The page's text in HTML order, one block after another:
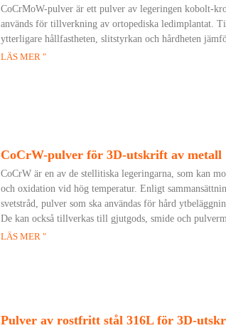
CoCrMoW-pulver är ett pulver av legeringen kobolt-
används för tillverkning av ortopediska ledimplantat.
ytterligare hållfastheten, slitstyrkan och hårdheten
LÄS MER "
CoCrW-pulver för 3D-utskrift av metall
CoCrW är en av de stellitiska legeringarna, som kan
och oxidation vid hög temperatur. Enligt
svetstråd, pulver som ska användas för hård
De kan också tillverkas till gjutgods, smide och
LÄS MER "
Pulver av rostfritt stål 316L för 3D-